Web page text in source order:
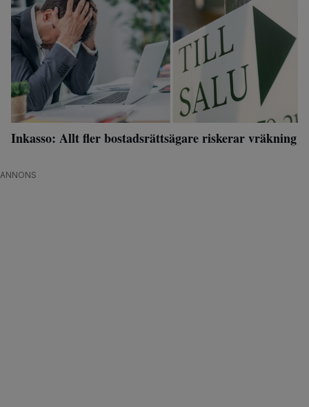
Inkasso: Allt fler bostadsrättsägare riskerar vräkning
ANNONS